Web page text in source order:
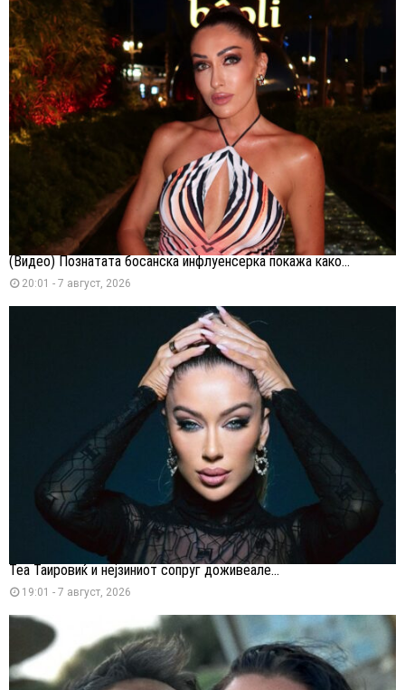
(Видео) Познатата босанска инфлуенсерка покажа како...
20:01 - 7 август, 2026
Теа Таировиќ и нејзиниот сопруг доживеале...
19:01 - 7 август, 2026